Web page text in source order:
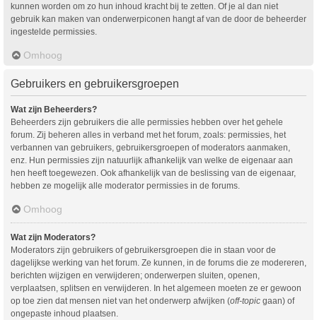
kunnen worden om zo hun inhoud kracht bij te zetten. Of je al dan niet
gebruik kan maken van onderwerpiconen hangt af van de door de beheerder
ingestelde permissies.
Omhoog
Gebruikers en gebruikersgroepen
Wat zijn Beheerders?
Beheerders zijn gebruikers die alle permissies hebben over het gehele
forum. Zij beheren alles in verband met het forum, zoals: permissies, het
verbannen van gebruikers, gebruikersgroepen of moderators aanmaken,
enz. Hun permissies zijn natuurlijk afhankelijk van welke de eigenaar aan
hen heeft toegewezen. Ook afhankelijk van de beslissing van de eigenaar,
hebben ze mogelijk alle moderator permissies in de forums.
Omhoog
Wat zijn Moderators?
Moderators zijn gebruikers of gebruikersgroepen die in staan voor de
dagelijkse werking van het forum. Ze kunnen, in de forums die ze modereren,
berichten wijzigen en verwijderen; onderwerpen sluiten, openen,
verplaatsen, splitsen en verwijderen. In het algemeen moeten ze er gewoon
op toe zien dat mensen niet van het onderwerp afwijken (off-topic gaan) of
ongepaste inhoud plaatsen.